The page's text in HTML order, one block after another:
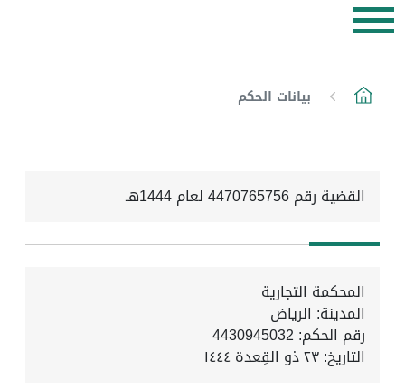
بيانات الحكم
القضية رقم 4470765756 لعام 1444هـ
المحكمة التجارية
المدينة: الرياض
رقم الحكم: 4430945032
التاريخ:٢٣ ذو القِعدة ١٤٤٤